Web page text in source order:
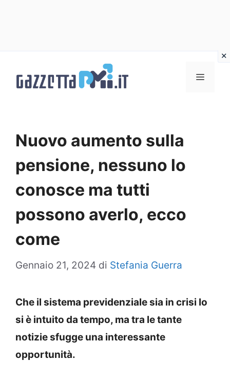
Menu
Nuovo aumento sulla
pensione, nessuno lo
conosce ma tutti
possono averlo, ecco
come
Gennaio 21, 2024 di Stefania Guerra
Che il sistema previdenziale sia in crisi lo
si è intuito da tempo, ma tra le tante
notizie sfugge una interessante
opportunità.